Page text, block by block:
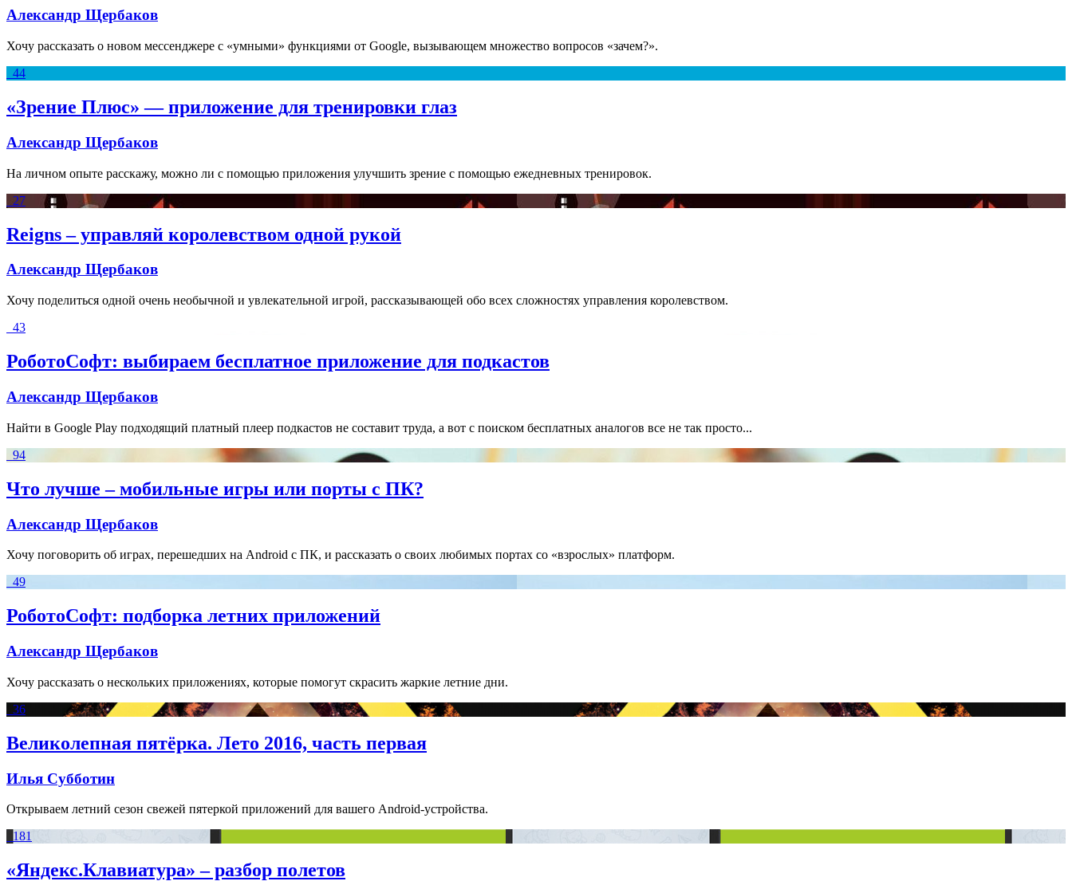
Александр Щербаков
Хочу рассказать о новом мессенджере с «умными» функциями от Google, вызывающем множество вопросов «зачем?».
44
«Зрение Плюс» — приложение для тренировки глаз
Александр Щербаков
На личном опыте расскажу, можно ли с помощью приложения улучшить зрение с помощью ежедневных тренировок.
27
Reigns – управляй королевством одной рукой
Александр Щербаков
Хочу поделиться одной очень необычной и увлекательной игрой, рассказывающей обо всех сложностях управления королевством.
43
РоботоСофт: выбираем бесплатное приложение для подкастов
Александр Щербаков
Найти в Google Play подходящий платный плеер подкастов не составит труда, а вот с поиском бесплатных аналогов все не так просто...
94
Что лучше – мобильные игры или порты с ПК?
Александр Щербаков
Хочу поговорить об играх, перешедших на Android с ПК, и рассказать о своих любимых портах со «взрослых» платформ.
49
РоботоСофт: подборка летних приложений
Александр Щербаков
Хочу рассказать о нескольких приложениях, которые помогут скрасить жаркие летние дни.
36
Великолепная пятёрка. Лето 2016, часть первая
Илья Субботин
Открываем летний сезон свежей пятеркой приложений для вашего Android-устройства.
181
«Яндекс.Клавиатура» – разбор полетов